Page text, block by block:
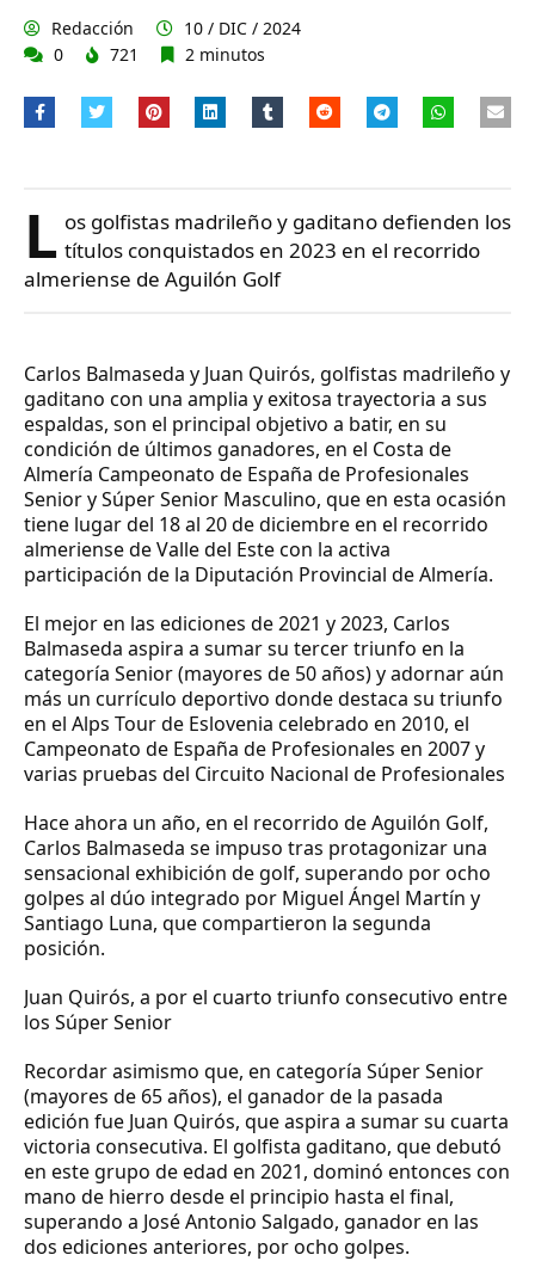
Redacción
10 / DIC / 2024
0
721 2 minutos
L os golfistas madrileño y gaditano defienden los
títulos conquistados en 2023 en el recorrido
almeriense de Aguilón Golf
Carlos Balmaseda y Juan Quirós, golfistas madrileño y
gaditano con una amplia y exitosa trayectoria a sus
espaldas, son el principal objetivo a batir, en su
condición de últimos ganadores, en el Costa de
Almería Campeonato de España de Profesionales
Senior y Súper Senior Masculino, que en esta ocasión
tiene lugar del 18 al 20 de diciembre en el recorrido
almeriense de Valle del Este con la activa
participación de la Diputación Provincial de Almería.
El mejor en las ediciones de 2021 y 2023, Carlos
Balmaseda aspira a sumar su tercer triunfo en la
categoría Senior (mayores de 50 años) y adornar aún
más un currículo deportivo donde destaca su triunfo
en el Alps Tour de Eslovenia celebrado en 2010, el
Campeonato de España de Profesionales en 2007 y
varias pruebas del Circuito Nacional de Profesionales
Hace ahora un año, en el recorrido de Aguilón Golf,
Carlos Balmaseda se impuso tras protagonizar una
sensacional exhibición de golf, superando por ocho
golpes al dúo integrado por Miguel Ángel Martín y
Santiago Luna, que compartieron la segunda
posición.
Juan Quirós, a por el cuarto triunfo consecutivo entre
los Súper Senior
Recordar asimismo que, en categoría Súper Senior
(mayores de 65 años), el ganador de la pasada
edición fue Juan Quirós, que aspira a sumar su cuarta
victoria consecutiva. El golfista gaditano, que debutó
en este grupo de edad en 2021, dominó entonces con
mano de hierro desde el principio hasta el final,
superando a José Antonio Salgado, ganador en las
dos ediciones anteriores, por ocho golpes.